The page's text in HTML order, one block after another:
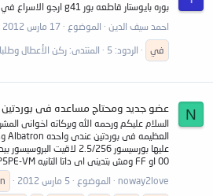
بوره بايوستار قاطعه بور g41 ارجو الاسراع في الاجابه شكرااااااااااااااااااااا
احمد سيف الدين
الموضوع 17 مارس 2012
في
الردود: 5 المنتدى: ركن الأعطال
N عضو جديد ومحتاج مساعده فى بوردتين Albatron و ASUS
السلام عليكم ورحمه الله وبركاته اخوانى
عليها بورسيسور 2.5/256
00 او FF ومش بتدينى اى داتا التانيه ASUS P5PE-VM ودى عليها...
noway2love
الموضوع 5 مارس 2012